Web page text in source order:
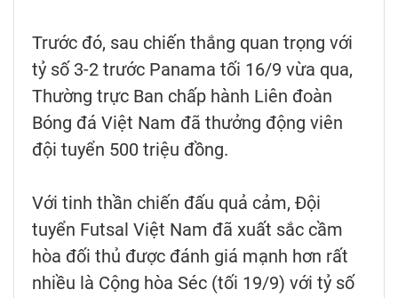
Trước đó, sau chiến thắng quan trọng với
tỷ số 3-2 trước Panama tối 16/9 vừa qua,
Thường trực Ban chấp hành Liên đoàn
Bóng đá Việt Nam đã thưởng động viên
đội tuyển 500 triệu đồng.
Với tinh thần chiến đấu quả cảm, Đội
tuyển Futsal Việt Nam đã xuất sắc cầm
hòa đối thủ được đánh giá mạnh hơn rất
nhiều là Cộng hòa Séc (tối 19/9) với tỷ số